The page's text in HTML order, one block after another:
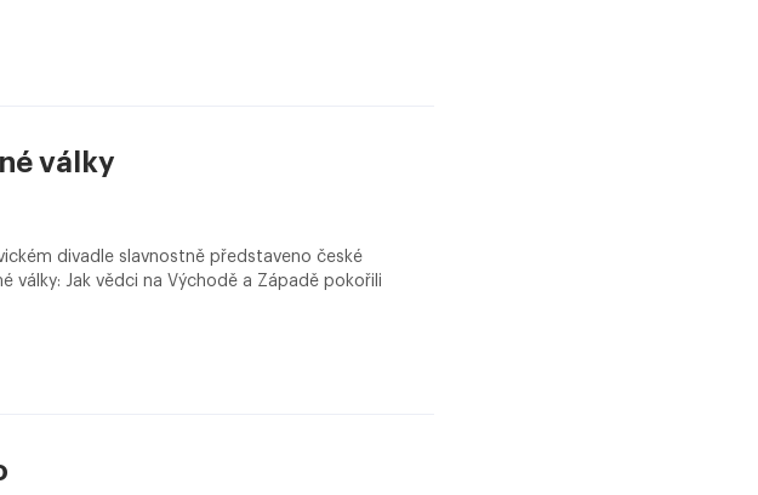
války
divadle slavnostně představeno české
války: Jak vědci na Východě a Západě pokořili